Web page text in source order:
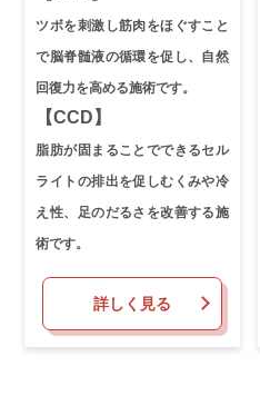
ツボを刺激し筋肉をほぐすこと
で脳脊髄液の循環を促し、自然
回復力を高める施術です。
【CCD】
脂肪が固まることでできるセル
ライトの排出を促しむくみや冷
え性、足のだるさを改善する施
術です。
詳しく見る